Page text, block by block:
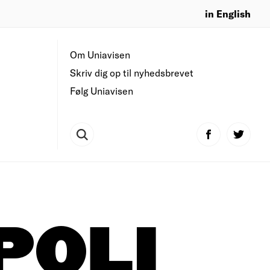
in English
Om Uniavisen
Skriv dig op til nyhedsbrevet
Følg Uniavisen